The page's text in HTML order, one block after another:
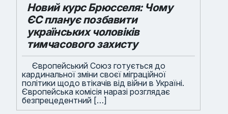
Новий курс Брюсселя: Чому
ЄС планує позбавити
українських чоловіків
тимчасового захисту
Європейський Союз готується до
кардинальної зміни своєї міграційної
політики щодо втікачів від війни в Україні.
Європейська комісія наразі розглядає
безпрецедентний […]